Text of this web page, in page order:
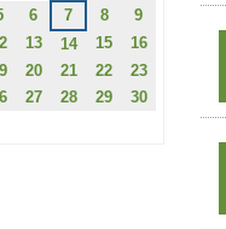
6 7 8
9
13 14 15
16
20 21 22
23
27 28 29
30